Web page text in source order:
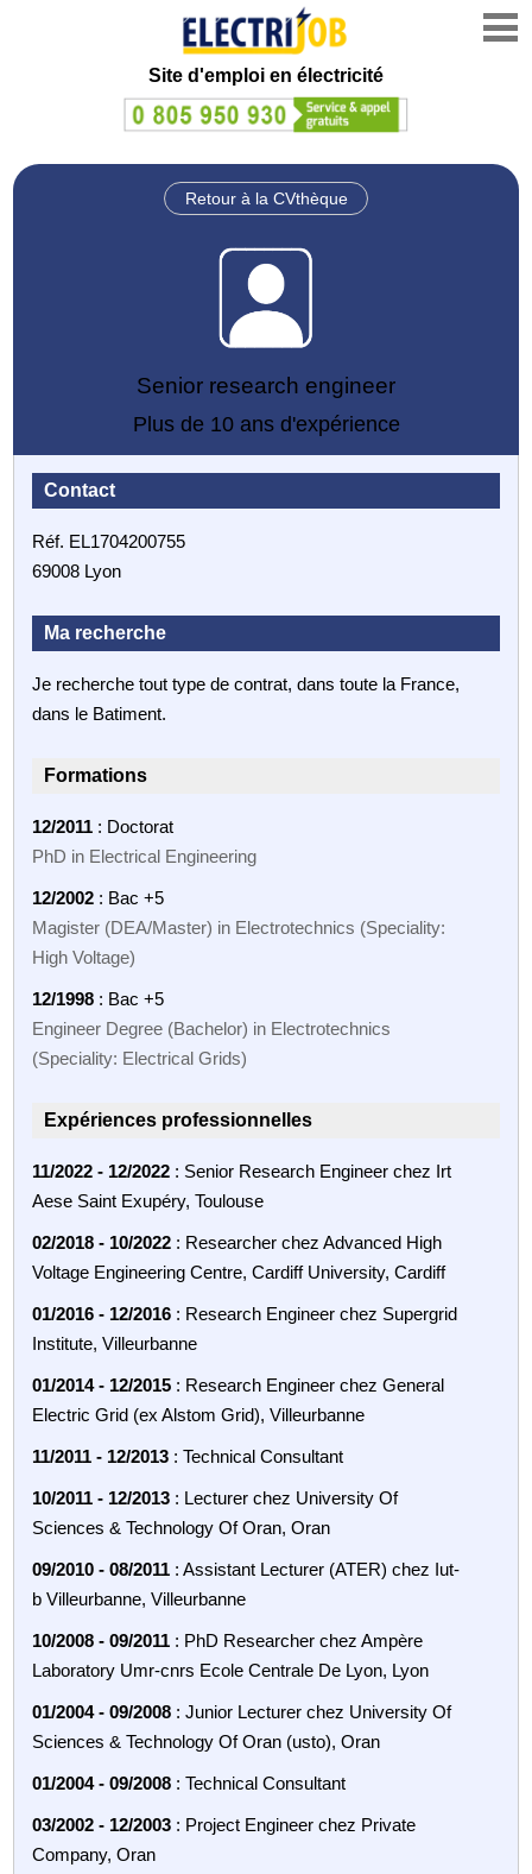
Site d'emploi en électricité
Retour à la CVthèque
Senior research engineer
Plus de 10 ans d'expérience
Contact
Réf. EL1704200755
69008 Lyon
Ma recherche
Je recherche tout type de contrat, dans toute la France,
dans le Batiment.
Formations
12/2011 : Doctorat
PhD in Electrical Engineering
12/2002 : Bac +5
Magister (DEA/Master) in Electrotechnics (Speciality:
High Voltage)
12/1998 : Bac +5
Engineer Degree (Bachelor) in Electrotechnics
(Speciality: Electrical Grids)
Expériences professionnelles
11/2022 - 12/2022 : Senior Research Engineer chez Irt
Aese Saint Exupéry, Toulouse
02/2018 - 10/2022 : Researcher chez Advanced High
Voltage Engineering Centre, Cardiff University, Cardiff
01/2016 - 12/2016 : Research Engineer chez Supergrid
Institute, Villeurbanne
01/2014 - 12/2015 : Research Engineer chez General
Electric Grid (ex Alstom Grid), Villeurbanne
11/2011 - 12/2013 : Technical Consultant
10/2011 - 12/2013 : Lecturer chez University Of
Sciences & Technology Of Oran, Oran
09/2010 - 08/2011 : Assistant Lecturer (ATER) chez Iut-
b Villeurbanne, Villeurbanne
10/2008 - 09/2011 : PhD Researcher chez Ampère
Laboratory Umr-cnrs Ecole Centrale De Lyon, Lyon
01/2004 - 09/2008 : Junior Lecturer chez University Of
Sciences & Technology Of Oran (usto), Oran
01/2004 - 09/2008 : Technical Consultant
03/2002 - 12/2003 : Project Engineer chez Private
Company, Oran